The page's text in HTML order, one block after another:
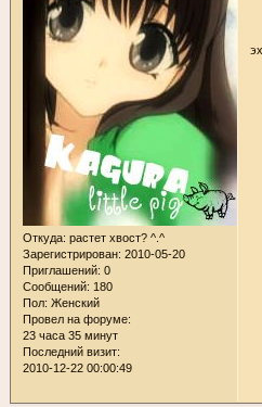
Откуда: растет хвост? ^.^
Зарегистрирован: 2010-05-20
Приглашений: 0
Сообщений: 180
Пол: Женский
Провел на форуме:
23 часа 35 минут
Последний визит:
2010-12-22 00:00:49